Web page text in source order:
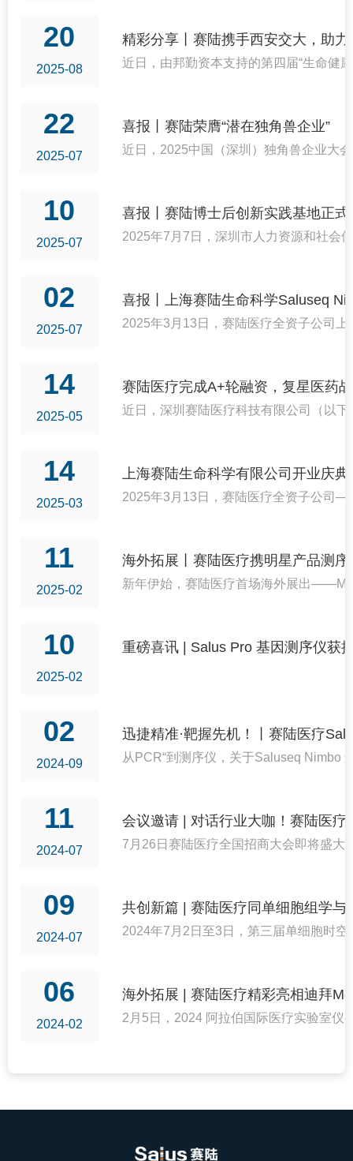
20
2025-08
精彩分享丨赛陆携手西安交大，助
近日，由邦勤资本支持的第四届“生命健
22
2025-07
喜报丨赛陆荣膺“潜在独角兽企业”
近日，2025中国（深圳）独角兽企业大
10
2025-07
喜报丨赛陆博士后创新实践基地正
2025年7月7日，深圳市人力资源和社会
02
2025-07
喜报丨上海赛陆生命科学Saluseq
2025年3月13日，赛陆医疗全资子公司
14
2025-05
赛陆医疗完成A+轮融资，复星医药
近日，深圳赛陆医疗科技有限公司（以
14
2025-03
上海赛陆生命科学有限公司开业庆
2025年3月13日，赛陆医疗全资子公司
11
2025-02
海外拓展丨赛陆医疗携明星产品测
新年伊始，赛陆医疗首场海外展出
10
2025-02
重磅喜讯 | Salus Pro 基因测序仪获
02
2024-09
迅捷精准·靶握先机！丨赛陆医疗
从PCR“到测序仪，关于Saluseq Nimbo
11
2024-07
会议邀请 | 对话行业大咖！赛陆医疗
7月26日赛陆医疗全国招商大会即将盛大
09
2024-07
共创新篇 | 赛陆医疗同单细胞组学
2024年7月2日至3日，第三届单细胞时
06
2024-02
海外拓展 | 赛陆医疗精彩亮相迪拜
2月5日，2024 阿拉伯国际医疗实验室仪